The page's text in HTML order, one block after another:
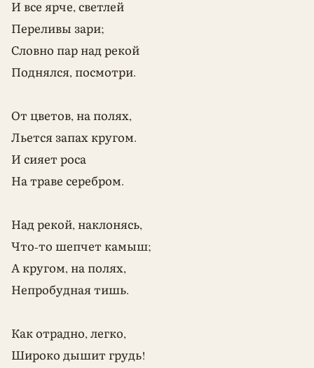
И все ярче, светлей
Переливы зари;
Словно пар над рекой
Поднялся, посмотри.
От цветов, на полях,
Льется запах кругом.
И сияет роса
На траве серебром.
Над рекой, наклонясь,
Что-то шепчет камыш;
А кругом, на полях,
Непробудная тишь.
Как отрадно, легко,
Широко дышит грудь!